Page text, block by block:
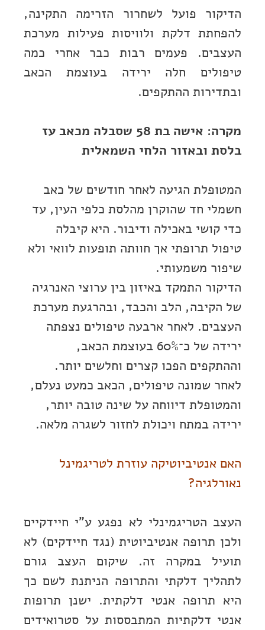
הדיקור פועל לשחרור הזרימה התקינה,
להפחתת דלקת ולוויסות פעילות מערכת
העצבים. פעמים רבות כבר אחרי כמה
טיפולים חלה ירידה בעוצמת הכאב
ובתדירות ההתקפים.
מקרה: אישה בת 58 שסבלה מכאב עז
בלסת ובאזור הלחי השמאלית
המטופלת הגיעה לאחר חודשים של כאב
חשמלי חד שהוקרן מהלסת כלפי העין, עד
כדי קושי באכילה ודיבור. היא קיבלה
טיפול תרופתי אך חוותה תופעות לוואי ולא
שיפור משמעותי.
הדיקור התמקד באיזון בין ערוצי האנרגיה
של הקיבה, הלב והכבד, ובהרגעת מערכת
העצבים. לאחר ארבעה טיפולים נצפתה
ירידה של כ־60% בעוצמת הכאב,
וההתקפים הפכו קצרים וחלשים יותר.
לאחר שמונה טיפולים, הכאב כמעט נעלם,
והמטופלת דיווחה על שינה טובה יותר,
ירידה במתח ויכולת לחזור לשגרה מלאה.
האם אנטיביוטיקה עוזרת לטריגמינל
נאורלגיה?
העצב הטריגמינלי לא נפגע ע"י חיידקיים
ולכן תרופה אנטיביוטית (נגד חיידקים) לא
תועיל במקרה זה. שיקום העצב גורם
לתהליך דלקתי והתרופה הניתנת לשם כך
היא תרופה אנטי דלקתית. ישנן תרופות
אנטי דלקתיות המתבססות על סטרואידים